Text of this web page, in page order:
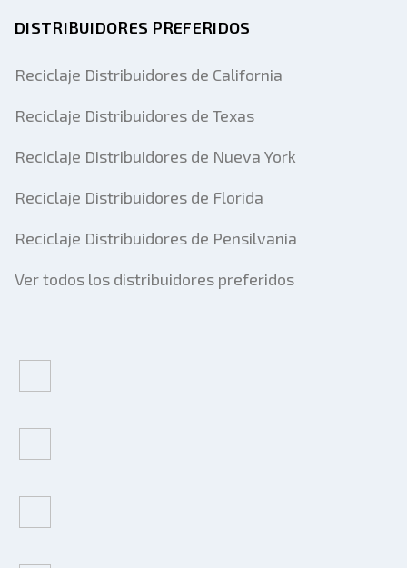
DISTRIBUIDORES PREFERIDOS
Reciclaje Distribuidores de California
Reciclaje Distribuidores de Texas
Reciclaje Distribuidores de Nueva York
Reciclaje Distribuidores de Florida
Reciclaje Distribuidores de Pensilvania
Ver todos los distribuidores preferidos